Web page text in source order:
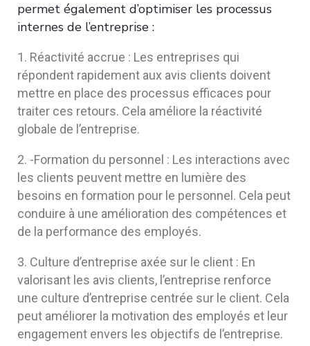
permet également d’optimiser les processus
internes de l’entreprise :
Réactivité accrue : Les entreprises qui
répondent rapidement aux avis clients doivent
mettre en place des processus efficaces pour
traiter ces retours. Cela améliore la réactivité
globale de l’entreprise.
-Formation du personnel : Les interactions avec
les clients peuvent mettre en lumière des
besoins en formation pour le personnel. Cela peut
conduire à une amélioration des compétences et
de la performance des employés.
Culture d’entreprise axée sur le client : En
valorisant les avis clients, l’entreprise renforce
une culture d’entreprise centrée sur le client. Cela
peut améliorer la motivation des employés et leur
engagement envers les objectifs de l’entreprise.